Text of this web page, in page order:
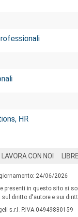
HR
LAVORA CON NOI
24/06/2026
presenti in questo sito si
sul diritto d'autore e sui
s.r.l. P.IVA 04949880159